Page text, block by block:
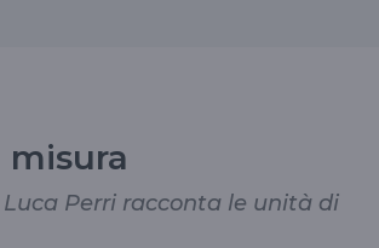
misura
Perri racconta le unità di